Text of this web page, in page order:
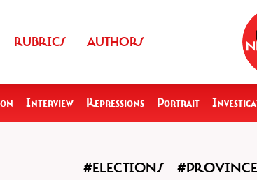
RUBRICS AUTHORS
Interview Repressions Portrait
#ELECTIONS